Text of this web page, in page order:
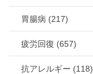
胃腸病 (217)
疲労回復 (657)
抗アレルギー (118)